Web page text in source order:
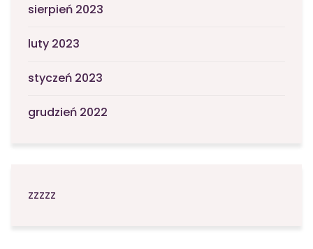
sierpień 2023
luty 2023
styczeń 2023
grudzień 2022
zzzzz